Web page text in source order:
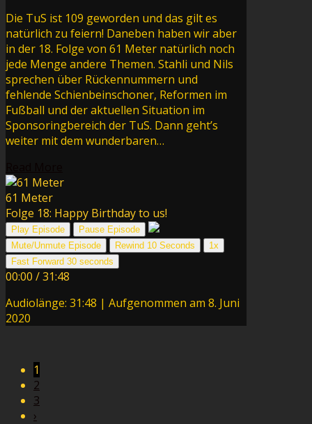
Die TuS ist 109 geworden und das gilt es
natürlich zu feiern! Daneben haben wir aber
in der 18. Folge von 61 Meter natürlich noch
jede Menge andere Themen. Stahli und Nils
sprechen über Rückennummern und
fehlende Schienbeinschoner, Reformen im
Fußball und der aktuellen Situation im
Sponsoringbereich der TuS. Dann geht’s
weiter mit dem wunderbaren…
61 Meter
Folge 18: Happy Birthday to us!
Play Episode
Pause Episode
Mute/Unmute Episode
Rewind 10 Seconds
1x
Fast Forward 30 seconds
00:00 /31:48
Audiolänge: 31:48 | Aufgenommen am 8. Juni
2020
1
2
3
›